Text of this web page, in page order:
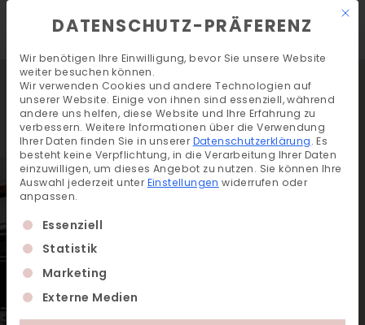
DE EN Mit
DATENSCHUTZ-PRÄFERENZ
Wir benötigen Ihre Einwilligung, bevor Sie unsere Website
weiter besuchen können.
Wir verwenden Cookies und andere Technologien auf
unserer Website. Einige von ihnen sind essenziell, während
andere uns helfen, diese Website und Ihre Erfahrung zu
verbessern. Weitere Informationen über die Verwendung
Ihrer Daten finden Sie in unsererDatenschutzerklärung. Es
besteht keine Verpflichtung, in die Verarbeitung Ihrer Daten
einzuwilligen, um dieses Angebot zu nutzen. Sie können Ihre
Auswahl jederzeit unterEinstellungen widerrufen oder
anpassen.
Es folgt eine Liste der Service-Gruppen, für die
Essenziell
Statistik
Marketing
Externe Medien